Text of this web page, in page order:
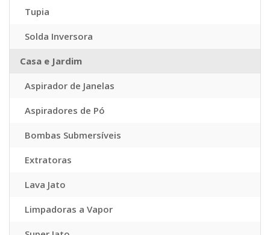
Tupia
Solda Inversora
Casa e Jardim
Aspirador de Janelas
Aspiradores de Pó
Bombas Submersíveis
Extratoras
Lava Jato
Limpadoras a Vapor